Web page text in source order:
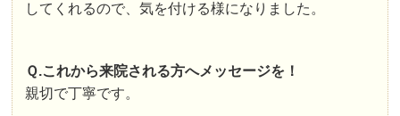
してくれるので、気を付ける様になりました。
Ｑ.これから来院される方へメッセージを！
親切で丁寧です。